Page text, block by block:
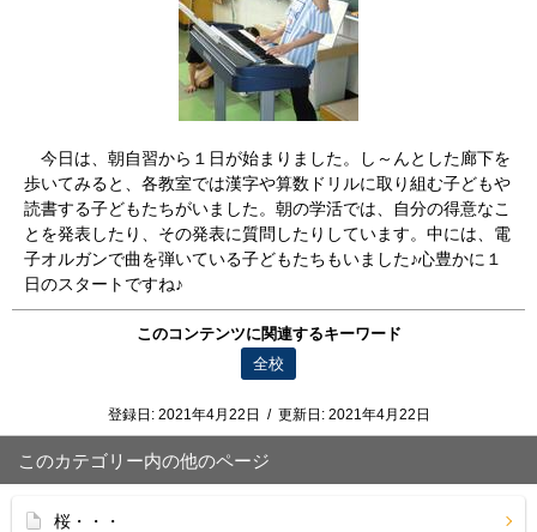
今日は、朝自習から１日が始まりました。し～んとした廊下を
歩いてみると、各教室では漢字や算数ドリルに取り組む子どもや
読書する子どもたちがいました。朝の学活では、自分の得意なこ
とを発表したり、その発表に質問したりしています。中には、電
子オルガンで曲を弾いている子どもたちもいました♪心豊かに１
日のスタートですね♪
このコンテンツに関連するキーワード
全校
登録日: 2021年4月22日 / 更新日: 2021年4月22日
このカテゴリー内の他のページ
桜・・・